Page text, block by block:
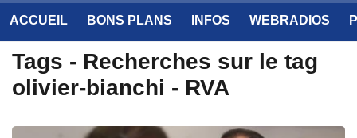
ACCUEIL BONS PLANS INFOS WEBRADIOS
Tags - Recherches sur le tag
olivier-bianchi - RVA